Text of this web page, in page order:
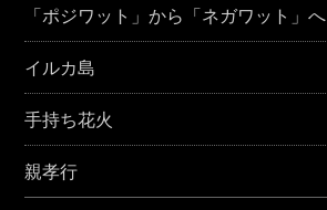
「ポジワット」から「ネガワット」へ
イルカ島
手持ち花火
親孝行